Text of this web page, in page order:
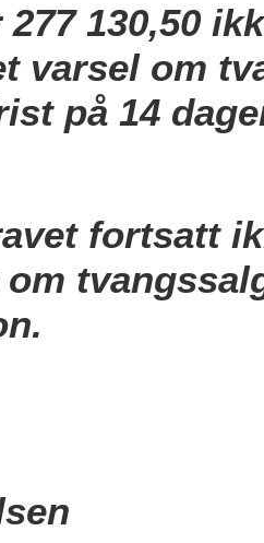
130,50
varsel om
på 14
fortsatt